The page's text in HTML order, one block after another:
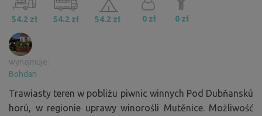
54.2 zł 54.2 zł 54.2 zł 0 zł 0 zł
wynajmuje:
Bohdan
Trawiasty teren w pobliżu piwnic winnych Pod Dubňanskú
horú, w regionie uprawy winorośli Mutěnice. Możliwość